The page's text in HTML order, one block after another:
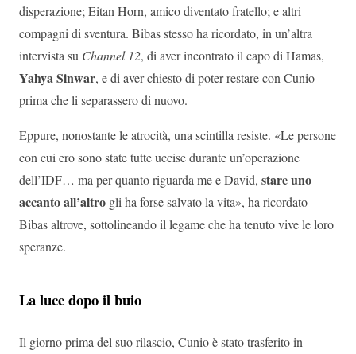
disperazione; Eitan Horn, amico diventato fratello; e altri
compagni di sventura. Bibas stesso ha ricordato, in un’altra
intervista su Channel 12, di aver incontrato il capo di Hamas,
Yahya Sinwar, e di aver chiesto di poter restare con Cunio
prima che li separassero di nuovo.
Eppure, nonostante le atrocità, una scintilla resiste. «Le persone
con cui ero sono state tutte uccise durante un’operazione
dell’IDF… ma per quanto riguarda me e David, stare uno
accanto all’altro gli ha forse salvato la vita», ha ricordato
Bibas altrove, sottolineando il legame che ha tenuto vive le loro
speranze.
La luce dopo il buio
Il giorno prima del suo rilascio, Cunio è stato trasferito in